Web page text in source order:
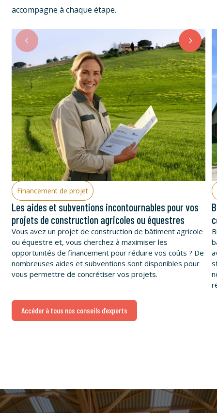
accompagne à chaque étape.
Accéder à tous nos conseils d’experts
Financement de projet
Les aides et subventions incontournables pour vos
projets de construction agricoles ou équestres
Vous avez un projet de construction de bâtiment agricole
ou équestre et, vous cherchez à maximiser les
opportunités de financement pour réduire vos coûts ? De
nombreuses aides et subventions sont disponibles pour
vous permettre de concrétiser vos projets.